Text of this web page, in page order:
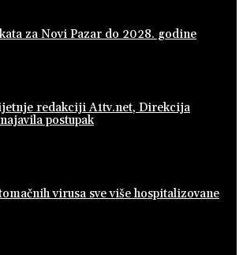
za Novi Pazar do 2028. godine
redakciji A1tv.net, Direkcija
postupak
virusa sve više hospitalizovane